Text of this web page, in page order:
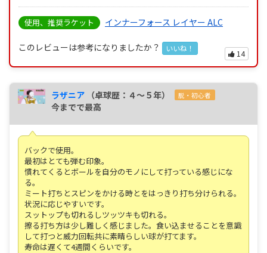
使用、推奨ラケット インナーフォース レイヤー ALC
このレビューは参考になりましたか？ いいね！
14
ラザニア （卓球歴：４～５年） 脱・初心者
今までで最高
バックで使用。
最初はとても弾む印象。
慣れてくるとボールを自分のモノにして打っている感じにな
る。
ミート打ちとスピンをかける時とをはっきり打ち分けられる。
状況に応じやすいです。
スットップも切れるしツッツキも切れる。
擦る打ち方は少し難しく感じました。食い込ませることを意識
して打つと威力回転共に素晴らしい球が打てます。
寿命は遅くて4週間くらいです。